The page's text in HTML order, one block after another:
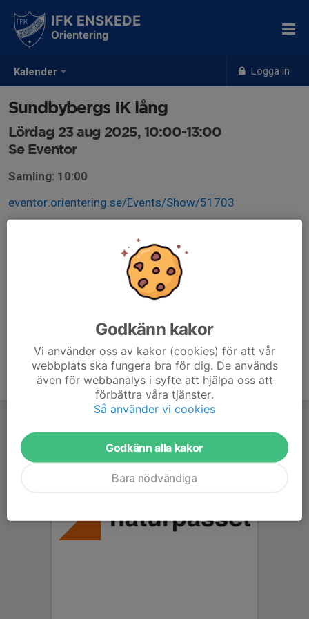
Kalender Logga in
IFK ENSKEDE
Orientering
Sundbybergs IK lång
Lördag 23 aug 2025, 10:00-13:00
Se Eventor
Samling: 10:00
eventor.orientering.se/Events/Show/51703
Godkänn kakor
Vi använder oss av kakor (cookies) för att vår
webbplats ska fungera bra för dig. De används
även för webbanalys i syfte att hjälpa oss att
förbättra våra tjänster.
Så använder vi cookies
Godkänn alla kakor
Bara nödvändiga